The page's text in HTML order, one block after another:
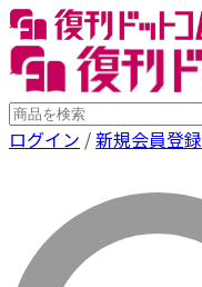
ログイン /新規会員登録